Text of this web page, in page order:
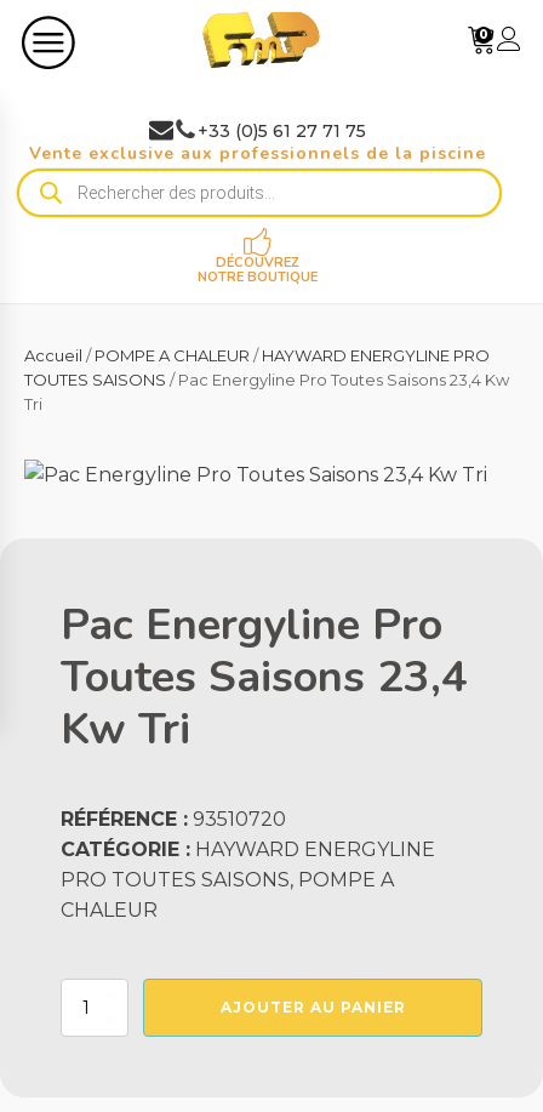
0
+33 (0)5 61 27 71 75
Vente exclusive aux professionnels de la piscine
Recherche
de
DÉCOUVREZ
NOTRE BOUTIQUE
Accueil /POMPE A CHALEUR /HAYWARD ENERGYLINE PRO
TOUTES SAISONS / Pac Energyline Pro Toutes Saisons 23,4 Kw
Tri
Pac Energyline Pro
Toutes Saisons 23,4
Kw Tri
RÉFÉRENCE : 93510720
CATÉGORIE : HAYWARD ENERGYLINE
PRO TOUTES SAISONS, POMPE A
CHALEUR
quantité
AJOUTER AU PANIER